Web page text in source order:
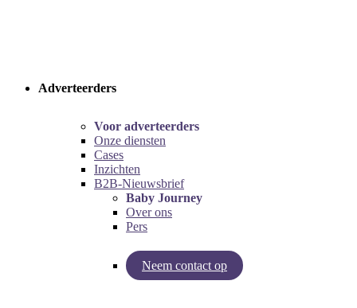
Adverteerders
Voor adverteerders
Onze diensten
Cases
Inzichten
B2B-Nieuwsbrief
Baby Journey
Over ons
Pers
Neem contact op